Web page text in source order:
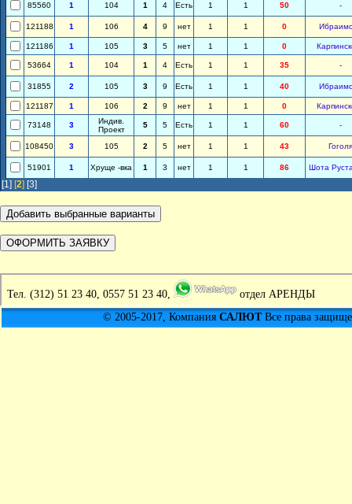
85560 1 104 1 4 Есть 1 1 50 -
121188 1 106 4 9 нет 1 1 0
121186 1 105 3 5 нет 1 1 0
53664 1 104 1 4 Есть 1 1 35 -
31855 2 105 3 9 Есть 1 1 40
121187 1 106 2 9 нет 1 1 0
73148 3
Индив.
Проект
5 5 Есть 1 1 60 -
108450 3 105 2 5 нет 1 1 43 Гоголя
51901 1 Хруще -вка 1 3 нет 1 1 86 Шота
[1] [2] [3]
Тел. (312) 51 23 40, 0557 51 23 40,
отдел АРЕНДЫ
© 2005-2017, Компания САЛЮТВсе права